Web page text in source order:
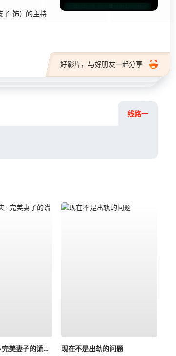
子 饰）的主持
好影片，与好朋友一起分享
线路一
致亲爱的丈夫~完美妻子的谎言~
现在不是出轨的问题